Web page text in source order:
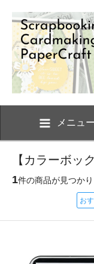
メニュー
【カラーボッ
1件の商品が見つか
お